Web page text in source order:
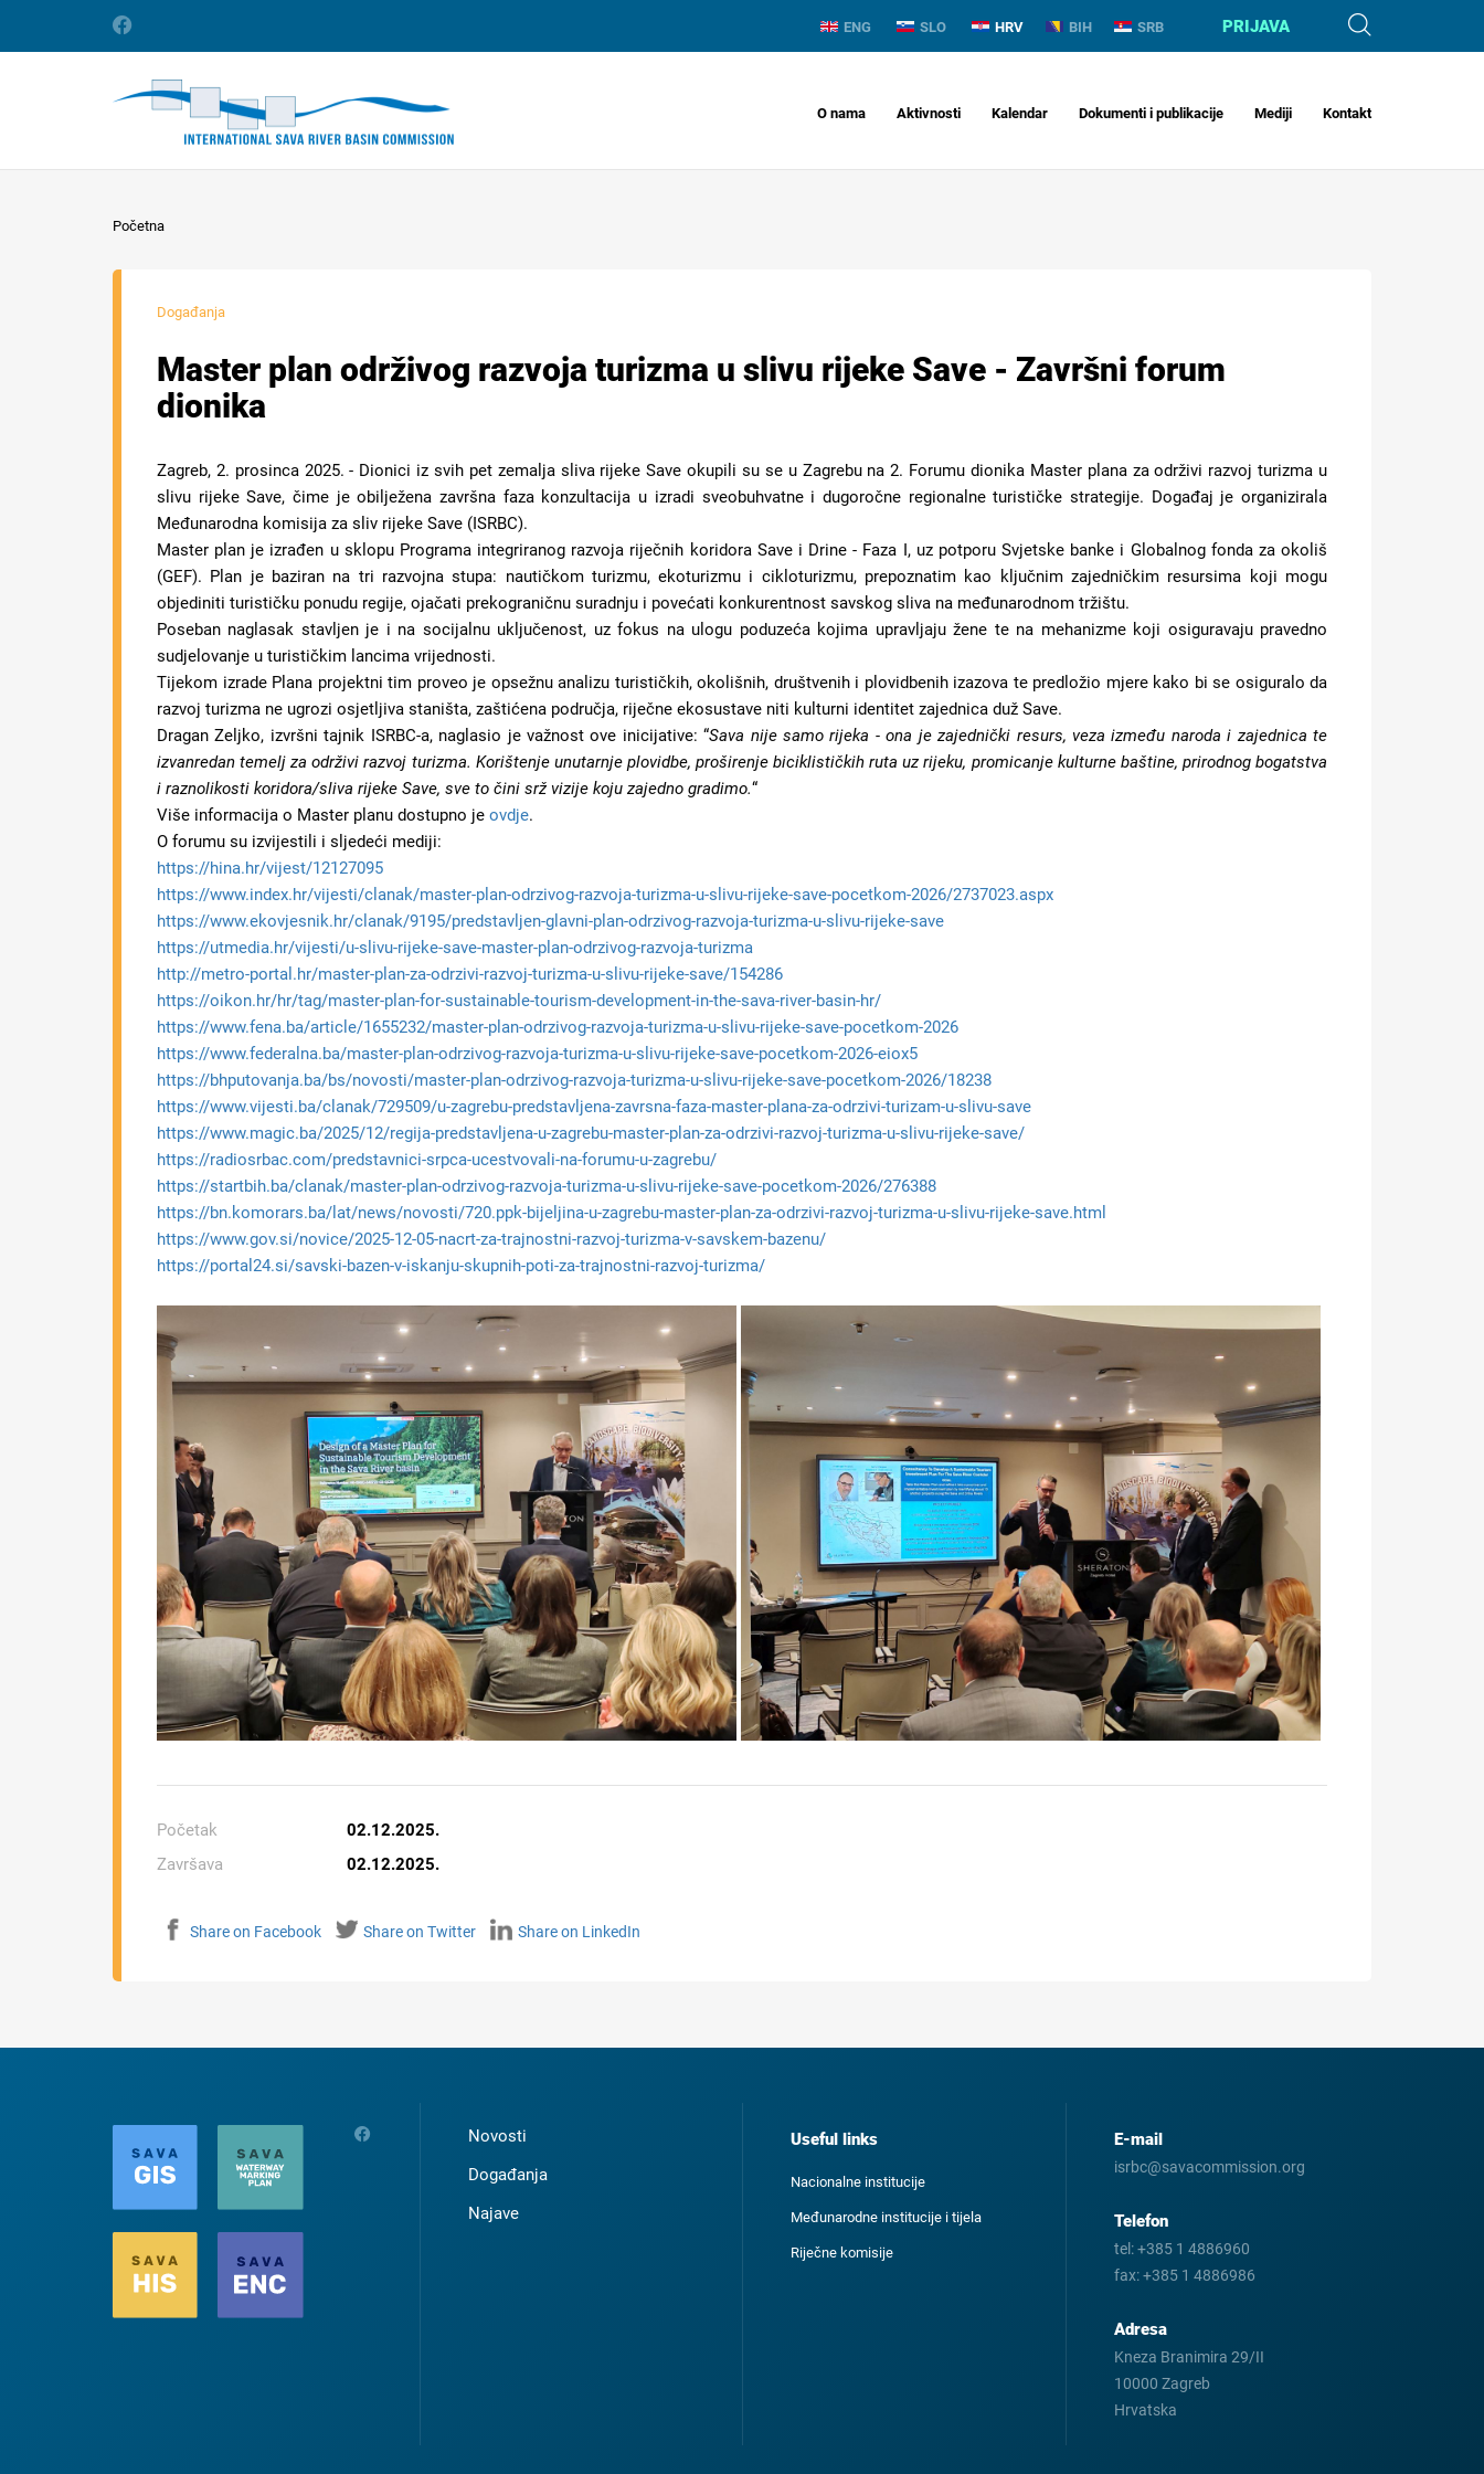
ENG SLO HRV BIH SRB PRIJAVA
O nama Aktivnosti Kalendar Dokumenti i publikacije Mediji Kontakt
Početna
Događanja
Master plan održivog razvoja turizma u slivu rijeke Save - Završni forum
dionika
Zagreb, 2. prosinca 2025. - Dionici iz svih pet zemalja sliva rijeke Save okupili su se u Zagrebu na 2. Forumu dionika Master plana za održivi razvoj turizma u
slivu rijeke Save, čime je obilježena završna faza konzultacija u izradi sveobuhvatne i dugoročne regionalne turističke strategije. Događaj je organizirala
Međunarodna komisija za sliv rijeke Save (ISRBC).
Master plan je izrađen u sklopu Programa integriranog razvoja riječnih koridora Save i Drine - Faza I, uz potporu Svjetske banke i Globalnog fonda za okoliš
(GEF). Plan je baziran na tri razvojna stupa: nautičkom turizmu, ekoturizmu i cikloturizmu, prepoznatim kao ključnim zajedničkim resursima koji mogu
objediniti turističku ponudu regije, ojačati prekograničnu suradnju i povećati konkurentnost savskog sliva na međunarodnom tržištu.
Poseban naglasak stavljen je i na socijalnu uključenost, uz fokus na ulogu poduzeća kojima upravljaju žene te na mehanizme koji osiguravaju pravedno
sudjelovanje u turističkim lancima vrijednosti.
Tijekom izrade Plana projektni tim proveo je opsežnu analizu turističkih, okolišnih, društvenih i plovidbenih izazova te predložio mjere kako bi se osiguralo da
razvoj turizma ne ugrozi osjetljiva staništa, zaštićena područja, riječne ekosustave niti kulturni identitet zajednica duž Save.
Dragan Zeljko, izvršni tajnik ISRBC-a, naglasio je važnost ove inicijative:“Sava nije samo rijeka - ona je zajednički resurs, veza između naroda i zajednica te
izvanredan temelj za održivi razvoj turizma. Korištenje unutarnje plovidbe, proširenje biciklističkih ruta uz rijeku, promicanje kulturne baštine, prirodnog bogatstva
i raznolikosti koridora/sliva rijeke Save, sve to čini srž vizije koju zajedno gradimo.“
Više informacija o Master planu dostupno je ovdje.
O forumu su izvijestili i sljedeći mediji:
https://hina.hr/vijest/12127095
https://www.index.hr/vijesti/clanak/master-plan-odrzivog-razvoja-turizma-u-slivu-rijeke-save-pocetkom-2026/2737023.aspx
https://www.ekovjesnik.hr/clanak/9195/predstavljen-glavni-plan-odrzivog-razvoja-turizma-u-slivu-rijeke-save
https://utmedia.hr/vijesti/u-slivu-rijeke-save-master-plan-odrzivog-razvoja-turizma
http://metro-portal.hr/master-plan-za-odrzivi-razvoj-turizma-u-slivu-rijeke-save/154286
https://oikon.hr/hr/tag/master-plan-for-sustainable-tourism-development-in-the-sava-river-basin-hr/
https://www.fena.ba/article/1655232/master-plan-odrzivog-razvoja-turizma-u-slivu-rijeke-save-pocetkom-2026
https://www.federalna.ba/master-plan-odrzivog-razvoja-turizma-u-slivu-rijeke-save-pocetkom-2026-eiox5
https://bhputovanja.ba/bs/novosti/master-plan-odrzivog-razvoja-turizma-u-slivu-rijeke-save-pocetkom-2026/18238
https://www.vijesti.ba/clanak/729509/u-zagrebu-predstavljena-zavrsna-faza-master-plana-za-odrzivi-turizam-u-slivu-save
https://www.magic.ba/2025/12/regija-predstavljena-u-zagrebu-master-plan-za-odrzivi-razvoj-turizma-u-slivu-rijeke-save/
https://radiosrbac.com/predstavnici-srpca-ucestvovali-na-forumu-u-zagrebu/
https://startbih.ba/clanak/master-plan-odrzivog-razvoja-turizma-u-slivu-rijeke-save-pocetkom-2026/276388
https://bn.komorars.ba/lat/news/novosti/720.ppk-bijeljina-u-zagrebu-master-plan-za-odrzivi-razvoj-turizma-u-slivu-rijeke-save.html
https://www.gov.si/novice/2025-12-05-nacrt-za-trajnostni-razvoj-turizma-v-savskem-bazenu/
https://portal24.si/savski-bazen-v-iskanju-skupnih-poti-za-trajnostni-razvoj-turizma/
Početak
02.12.2025.
Završava
02.12.2025.
Share on Facebook Share on Twitter Share on LinkedIn
Novosti
Događanja
Najave
Useful links
Nacionalne institucije
Međunarodne institucije i tijela
Riječne komisije
E-mail
isrbc@savacommission.org
Telefon
tel:+385 1 4886960
fax:+385 1 4886986
Adresa
Kneza Branimira 29/II
10000 Zagreb
Hrvatska